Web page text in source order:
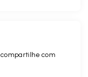
compartilhe com